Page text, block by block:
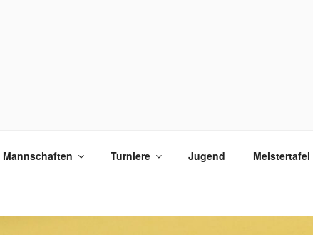
Mannschaften Turniere Jugend Meistertafel